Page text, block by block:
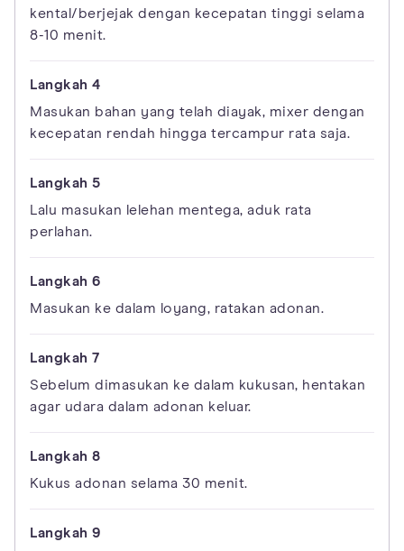
kental/berjejak dengan kecepatan tinggi selama
8-10 menit.
Masukan bahan yang telah diayak, mixer dengan
kecepatan rendah hingga tercampur rata saja.
Lalu masukan lelehan mentega, aduk rata
perlahan.
Masukan ke dalam loyang, ratakan adonan.
Sebelum dimasukan ke dalam kukusan, hentakan
agar udara dalam adonan keluar.
Kukus adonan selama 30 menit.